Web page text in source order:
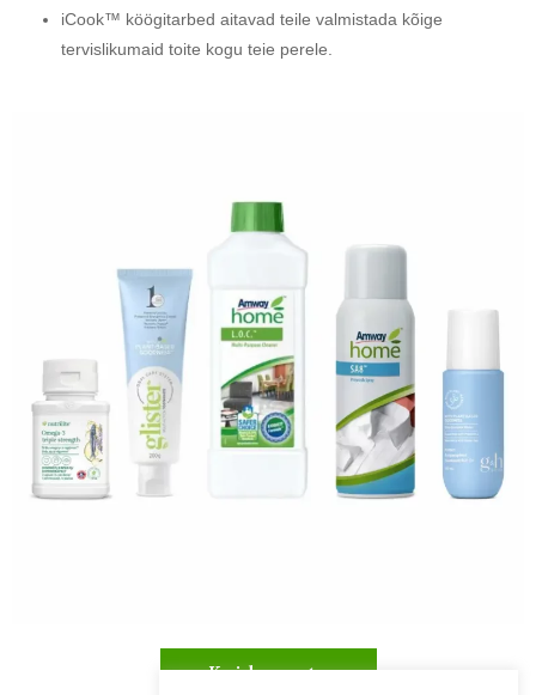
iCook™ köögitarbed aitavad teile valmistada kõige
tervislikumaid toite kogu teie perele.
Kuidas osta